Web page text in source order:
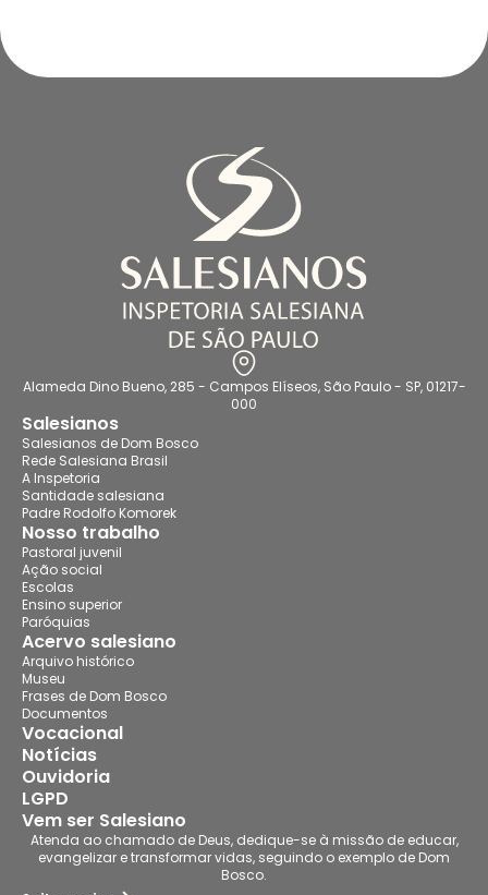
Alameda Dino Bueno, 285 - Campos Elíseos, São Paulo - SP, 01217-
000
Salesianos
Salesianos de Dom Bosco
Rede Salesiana Brasil
A Inspetoria
Santidade salesiana
Padre Rodolfo Komorek
Nosso trabalho
Pastoral juvenil
Ação social
Escolas
Ensino superior
Paróquias
Acervo salesiano
Arquivo histórico
Museu
Frases de Dom Bosco
Documentos
Vocacional
Notícias
Ouvidoria
LGPD
Vem ser Salesiano
Atenda ao chamado de Deus, dedique-se à missão de educar,
evangelizar e transformar vidas, seguindo o exemplo de Dom
Bosco.